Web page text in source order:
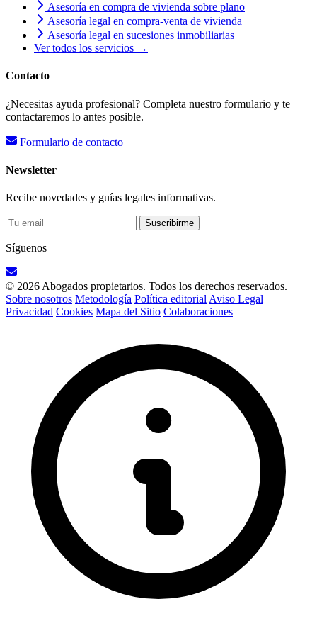
Asesoría en compra de vivienda sobre plano
Asesoría legal en compra-venta de vivienda
Asesoría legal en sucesiones inmobiliarias
Ver todos los servicios →
Contacto
¿Necesitas ayuda profesional? Completa nuestro formulario y te
contactaremos lo antes posible.
Formulario de contacto
Newsletter
Recibe novedades y guías legales informativas.
Suscribirme
Síguenos
© 2026 Abogados propietarios. Todos los derechos reservados.
Sobre nosotros Metodología Política editorial Aviso Legal
Privacidad Cookies Mapa del Sitio Colaboraciones